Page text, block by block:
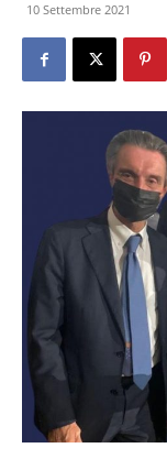
10 Settembre 2021